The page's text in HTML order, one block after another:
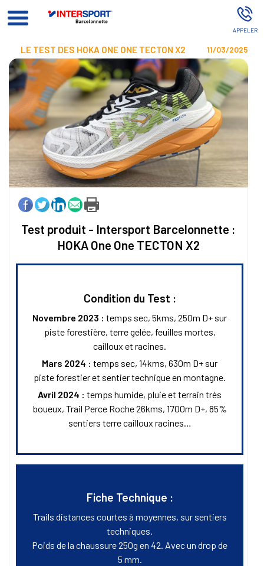
Intersport Barcelonette BARCELONNETTE
LE TEST DES HOKA ONE ONE TECTON X2 11/03/2025
Test produit - Intersport Barcelonnette :
HOKA One One TECTON X2
Condition du Test :
Novembre 2023 : temps sec, 5kms, 250m D+ sur
piste forestière, terre gelée, feuilles mortes,
cailloux et racines.
Mars 2024 : temps sec, 14kms, 630m D+ sur
piste forestier et sentier technique en montagne.
Avril 2024 : temps humide, pluie et terrain très
boueux, Trail Perce Roche 26kms, 1700m D+, 85%
sentiers terre cailloux racines…
Fiche Technique :
Trails distances courtes à moyennes, sur sentiers
techniques.
Poids de la chaussure 250g en 42. Avec un drop de
5 mm.